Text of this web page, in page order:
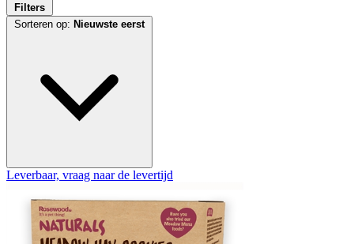
Filters
Sorteren op: Nieuwste eerst
Leverbaar, vraag naar de levertijd